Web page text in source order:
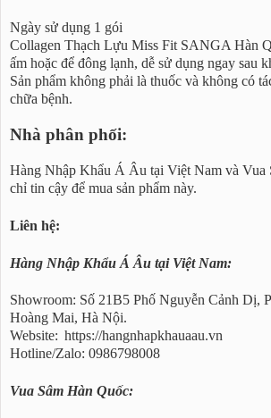
Ngày sử dụng 1 gói
Collagen Thạch Lựu Miss Fit SANGA Hàn
ấm hoặc để đông lạnh, dễ sử dụng ngay sau
Sản phẩm không phải là thuốc và không có
chữa bệnh.
Nhà phân phối:
Hàng Nhập Khẩu Á Âu tại Việt Nam và Vua
chỉ tin cậy để mua sản phẩm này.
Liên hệ:
Hàng Nhập Khẩu Á Âu tại Việt Nam:
Showroom: Số 21B5 Phố Nguyễn Cảnh Dị,
Hoàng Mai, Hà Nội.
Website: https://hangnhapkhauaau.vn
Hotline/Zalo: 0986798008
Vua Sâm Hàn Quốc: